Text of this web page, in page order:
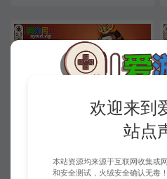
【搬运端游】武林外传931虚拟机
一键端GM工具EL编辑器视频安
会员分享
欢迎来到
站点
本站资源均来源于互联网收集或
和安全测试，火绒安全确认无毒